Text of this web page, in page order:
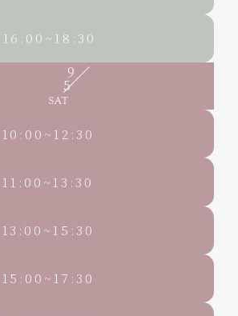
16:00~18:30
9
5
10:00~12:30
11:00~13:30
13:00~15:30
15:00~17:30